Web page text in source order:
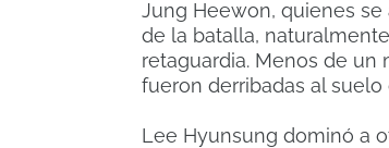
Jung Heewon, quienes
de la batalla,
retaguardia. Menos de un
fueron derribadas al
Lee Hyunsung dominó a